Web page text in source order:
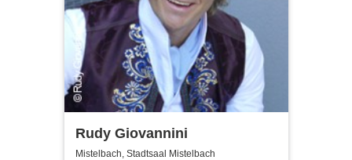
Rudy Giovannini
Mistelbach, Stadtsaal Mistelbach